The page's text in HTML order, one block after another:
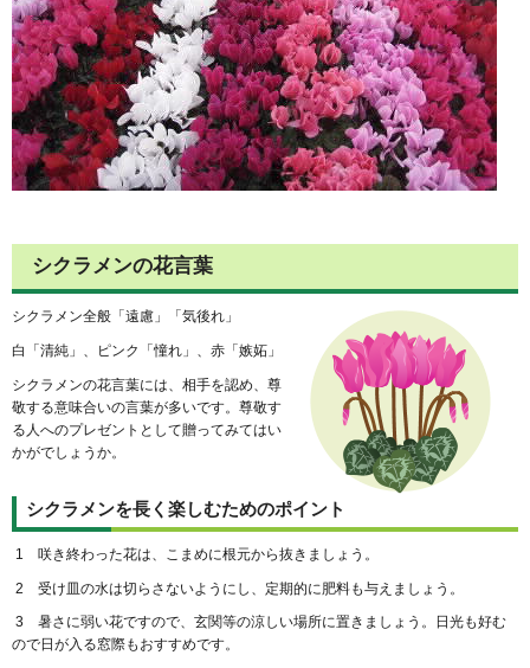
シクラメンの花言葉
シクラメン全般「遠慮」「気後れ」
白「清純」、ピンク「憧れ」、赤「嫉妬」
シクラメンの花言葉には、相手を認め、尊
敬する意味合いの言葉が多いです。尊敬す
る人へのプレゼントとして贈ってみてはい
かがでしょうか。
シクラメンを長く楽しむためのポイント
1 咲き終わった花は、こまめに根元から抜きましょう。
2 受け皿の水は切らさないようにし、定期的に肥料も与えましょう。
3 暑さに弱い花ですので、玄関等の涼しい場所に置きましょう。日光も好む
ので日が入る窓際もおすすめです。